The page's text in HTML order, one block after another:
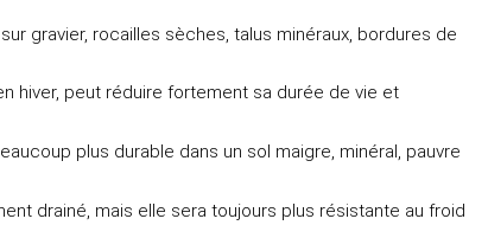
gravier, rocailles sèches, talus minéraux, bordures de
hiver, peut réduire fortement sa durée de vie et
plus durable dans un sol maigre, minéral, pauvre
drainé, mais elle sera toujours plus résistante au froid